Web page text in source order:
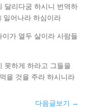
달리다굼 하시니 번역하
일어나라 하심이라
가 열두 살이라 사람들
못하게 하라고 그들을
을 것을 주라 하시니라
다음글보기 →